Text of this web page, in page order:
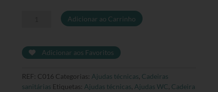
sanitária
fixa
regulação
em
Adicionar ao Carrinho
Adicionar aos Favoritos
REF: C016 Categorias: Ajudas técnicas, Cadeiras
sanitárias Etiquetas: Ajudas técnicas, Ajudas WC, Cadeira